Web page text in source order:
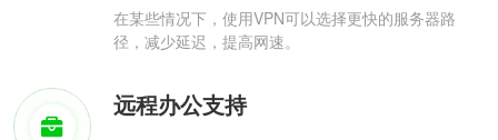
在某些情况下，使用VPN可以选择更快的服务器路
径，减少延迟，提高网速。
远程办公支持